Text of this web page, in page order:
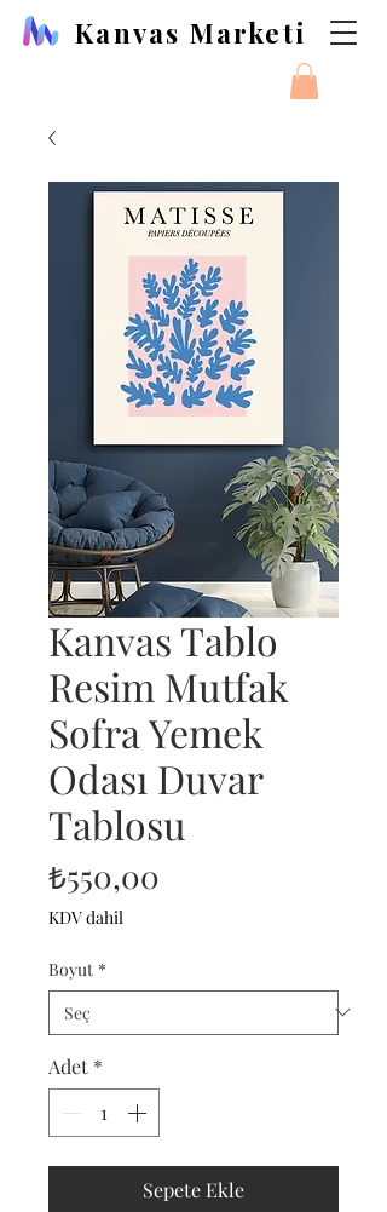
Kanvas Marketi
Kanvas Tablo
Resim Mutfak
Sofra Yemek
Odası Duvar
Tablosu
₺550,00
KDV dahil
Boyut *
Adet *
Sepete Ekle